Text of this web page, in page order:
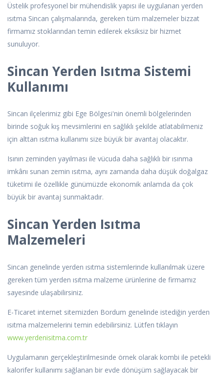
Üstelik profesyonel bir mühendislik yapısı ile uygulanan yerden
ısıtma Sincan çalışmalarında, gereken tüm malzemeler bizzat
firmamız stoklarından temin edilerek eksiksiz bir hizmet
sunuluyor.
Sincan Yerden Isıtma Sistemi
Kullanımı
Sincan ilçelerimiz gibi Ege Bölgesi'nin önemli bölgelerinden
birinde soğuk kış mevsimlerini en sağlıklı şekilde atlatabilmeniz
için alttan ısıtma kullanımı size büyük bir avantaj olacaktır.
Isının zeminden yayılması ile vücuda daha sağlıklı bir ısınma
imkânı sunan zemin ısıtma, aynı zamanda daha düşük doğalgaz
tüketimi ile özellikle günümüzde ekonomik anlamda da çok
büyük bir avantaj sunmaktadır.
Sincan Yerden Isıtma
Malzemeleri
Sincan genelinde yerden ısıtma sistemlerinde kullanılmak üzere
gereken tüm yerden ısıtma malzeme ürünlerine de firmamız
sayesinde ulaşabilirsiniz.
E-Ticaret internet sitemizden Bordum genelinde istediğin yerden
ısıtma malzemelerini temin edebilirsiniz. Lütfen tıklayın
www.yerdenisitma.com.tr
Uygulamanın gerçekleştirilmesinde örnek olarak kombi ile petekli
kalorifer kullanımı sağlanan bir evde dönüşüm sağlayacak bir